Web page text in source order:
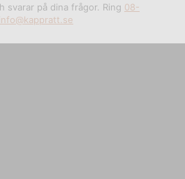
svarar på dina frågor. Ring 08-
info@kappratt.se